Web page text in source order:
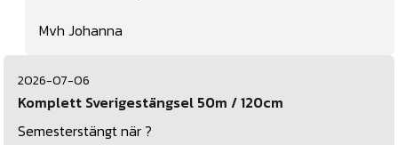
Mvh Johanna
2026-07-06
Komplett Sverigestängsel 50m / 120cm
Semesterstängt när ?